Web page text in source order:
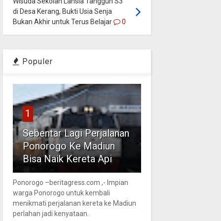
di Desa Kerang, Bukti Usia Senja
Bukan Akhir untuk Terus Belajar
0
Populer
1
Sebentar Lagi Perjalanan
Ponorogo Ke Madiun
Bisa Naik Kereta Api
Ponorogo –beritagress.com ,- Impian
warga Ponorogo untuk kembali
menikmati perjalanan kereta ke Madiun
perlahan jadi kenyataan.